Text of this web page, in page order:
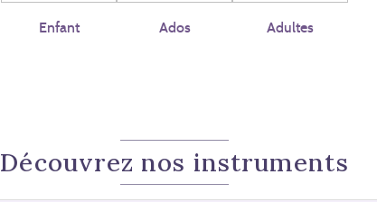
Enfant Ados Adultes
Découvrez nos instruments